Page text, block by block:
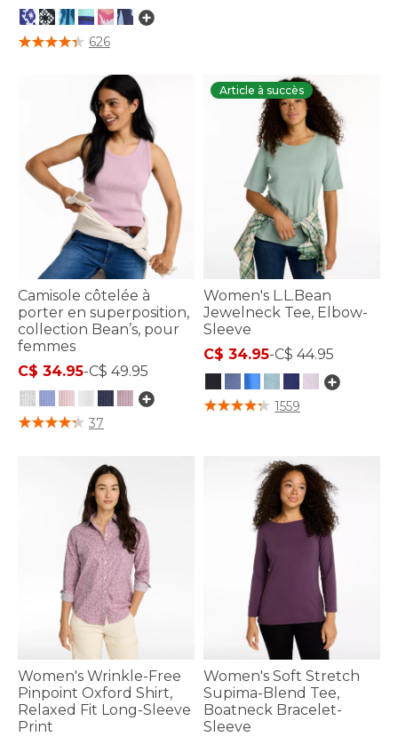
4 sur 5 Évaluation des clients
626
Camisole côtelée à
porter en superposition,
collection Bean’s, pour
femmes
C$ 34.95-C$ 49.95
4 sur 5 Évaluation des clients
37
Article à succès
Women's L.L.Bean
Jewelneck Tee, Elbow-
Sleeve
C$ 34.95-C$ 44.95
5 sur 5 Évaluation des clients
1559
Women's Wrinkle-Free
Pinpoint Oxford Shirt,
Relaxed Fit Long-Sleeve
Print
Women's Soft Stretch
Supima-Blend Tee,
Boatneck Bracelet-
Sleeve